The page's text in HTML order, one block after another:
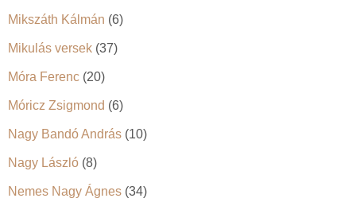
Mikszáth Kálmán (6)
Mikulás versek (37)
Móra Ferenc (20)
Móricz Zsigmond (6)
Nagy Bandó András (10)
Nagy László (8)
Nemes Nagy Ágnes (34)